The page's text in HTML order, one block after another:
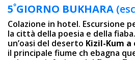
5ºGIORNO BUKHARA
Colazione in hotel. Escursione
la città della poesia e della
un’oasi del deserto Kizil-Kum a
il principale fiume ch ebagna